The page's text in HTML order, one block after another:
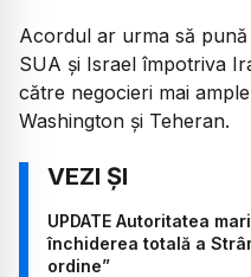
Acordul ar urma să
SUA și Israel împotriva
către negocieri mai
Washington și Teheran.
UPDATE Autoritatea
închiderea totală a
ordine”